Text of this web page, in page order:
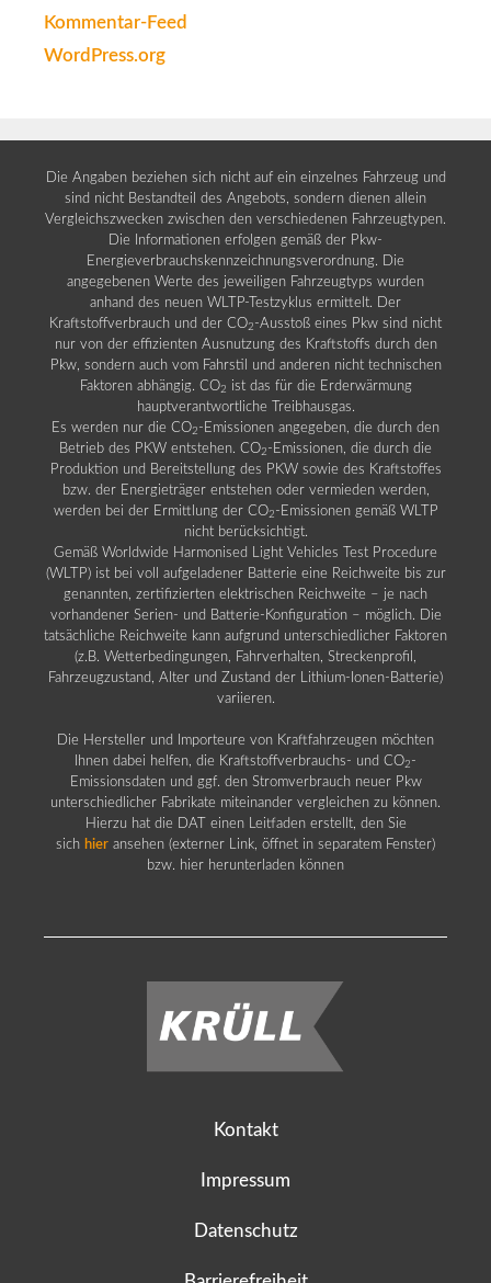
Kommentar-Feed
WordPress.org
Die Angaben beziehen sich nicht auf ein einzelnes Fahrzeug und
sind nicht Bestandteil des Angebots, sondern dienen allein
Vergleichszwecken zwischen den verschiedenen Fahrzeugtypen.
Die Informationen erfolgen gemäß der Pkw-
Energieverbrauchskennzeichnungsverordnung. Die
angegebenen Werte des jeweiligen Fahrzeugtyps wurden
anhand des neuen WLTP-Testzyklus ermittelt. Der
Kraftstoffverbrauch und der CO2 -Ausstoß eines Pkw sind nicht
nur von der effizienten Ausnutzung des Kraftstoffs durch den
Pkw, sondern auch vom Fahrstil und anderen nicht technischen
Faktoren abhängig. CO2 ist das für die Erderwärmung
hauptverantwortliche Treibhausgas.
Es werden nur die CO2 -Emissionen angegeben, die durch den
Betrieb des PKW entstehen. CO2 -Emissionen, die durch die
Produktion und Bereitstellung des PKW sowie des Kraftstoffes
bzw. der Energieträger entstehen oder vermieden werden,
werden bei der Ermittlung der CO2 -Emissionen gemäß WLTP
nicht berücksichtigt.
Gemäß Worldwide Harmonised Light Vehicles Test Procedure
(WLTP) ist bei voll aufgeladener Batterie eine Reichweite bis zur
genannten, zertifizierten elektrischen Reichweite – je nach
vorhandener Serien- und Batterie-Konfiguration – möglich. Die
tatsächliche Reichweite kann aufgrund unterschiedlicher Faktoren
(z.B. Wetterbedingungen, Fahrverhalten, Streckenprofil,
Fahrzeugzustand, Alter und Zustand der Lithium-Ionen-Batterie)
variieren.
Die Hersteller und Importeure von Kraftfahrzeugen möchten
Ihnen dabei helfen, die Kraftstoffverbrauchs- und CO2 -
Emissionsdaten und ggf. den Stromverbrauch neuer Pkw
unterschiedlicher Fabrikate miteinander vergleichen zu können.
Hierzu hat die DAT einen Leitfaden erstellt, den Sie
sich hier ansehen (externer Link, öffnet in separatem Fenster)
bzw. hier herunterladen können
Kontakt
Impressum
Datenschutz